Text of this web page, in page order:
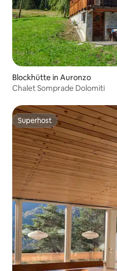
Blockhütte in Auronzo
Chalet Somprade Dolomiti
Superhost
Superhost